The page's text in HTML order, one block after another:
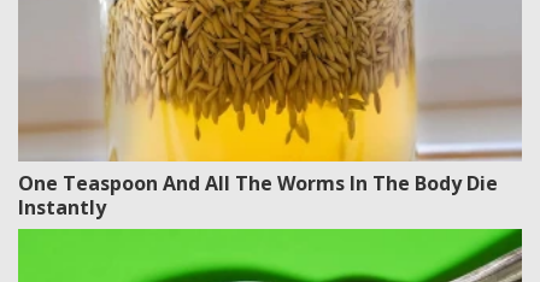
One Teaspoon And All The Worms In The Body Die
Instantly